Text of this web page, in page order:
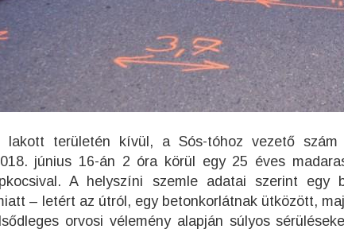
lakott területén kívül, a Sós-tóhoz vezető
június 16-án 2 óra körül egy 25 éves
A helyszíni szemle adatai szerint
– letért az útról, egy betonkorlátnak ütközött,
orvosi vélemény alapján súlyos